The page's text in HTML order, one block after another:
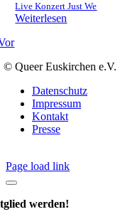
Live Konzert Just We
Weiterlesen
© Queer Euskirchen e.V.
Datenschutz
Impressum
Kontakt
Presse
Page load link
werden!